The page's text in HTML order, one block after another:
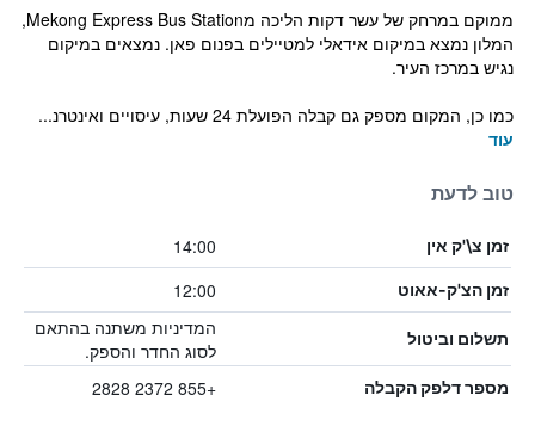
ממוקם במרחק של עשר דקות הליכה מMekong Express Bus Station,
המלון נמצא במיקום אידאלי למטיילים בפנום פאן. נמצאים במיקום
נגיש במרכז העיר.
כמו כן, המקום מספק גם קבלה הפועלת 24 שעות, עיסויים ואינטרנ...
עוד
טוב לדעת
זמן צ\'ק אין 14:00
זמן הצ'ק-אאוט 12:00
תשלום וביטול
המדיניות משתנה בהתאם
לסוג החדר והספק.
מספר דלפק הקבלה +855 2372 2828